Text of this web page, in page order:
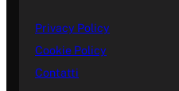
Privacy Policy
Cookie Policy
Contatti